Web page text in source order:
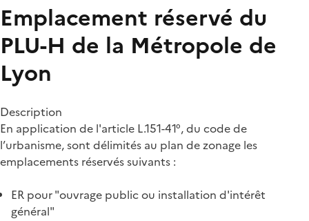
Emplacement réservé du
PLU-H de la Métropole de
Lyon
Description
En application de l'article L.151-41°, du code de
l’urbanisme, sont délimités au plan de zonage les
emplacements réservés suivants :
ER pour "ouvrage public ou installation d'intérêt
général"